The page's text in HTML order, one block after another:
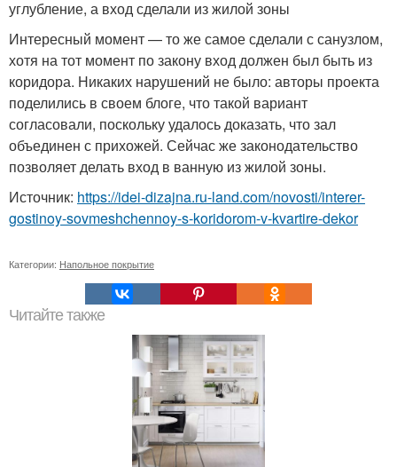
углубление, а вход сделали из жилой зоны
Интересный момент — то же самое сделали с санузлом,
хотя на тот момент по закону вход должен был быть из
коридора. Никаких нарушений не было: авторы проекта
поделились в своем блоге, что такой вариант
согласовали, поскольку удалось доказать, что зал
объединен с прихожей. Сейчас же законодательство
позволяет делать вход в ванную из жилой зоны.
Источник: https://idei-dizajna.ru-land.com/novosti/interer-
gostinoy-sovmeshchennoy-s-koridorom-v-kvartire-dekor
Категории: Напольное покрытие
Читайте также